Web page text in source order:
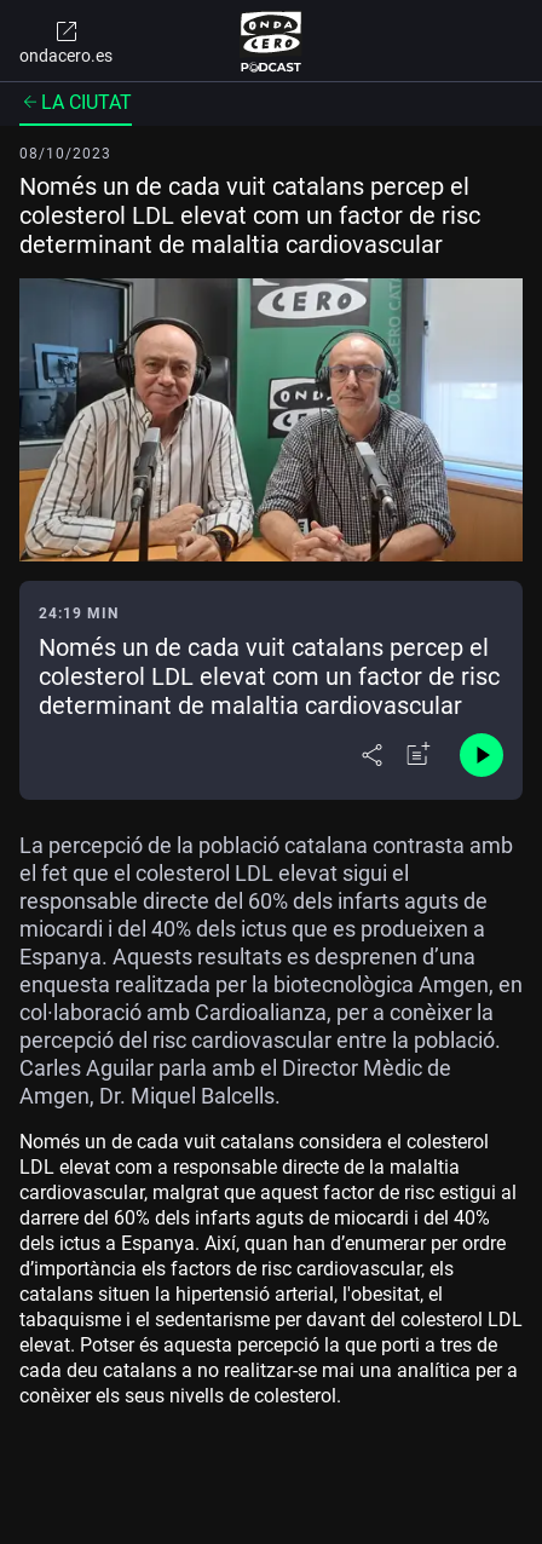
ondacero.es
LA CIUTAT
08/10/2023
Només un de cada vuit catalans percep el
colesterol LDL elevat com un factor de risc
determinant de malaltia cardiovascular
24:19 MIN
Només un de cada vuit catalans percep el
colesterol LDL elevat com un factor de risc
determinant de malaltia cardiovascular
La percepció de la població catalana contrasta amb
el fet que el colesterol LDL elevat sigui el
responsable directe del 60% dels infarts aguts de
miocardi i del 40% dels ictus que es produeixen a
Espanya. Aquests resultats es desprenen d’una
enquesta realitzada per la biotecnològica Amgen, en
col·laboració amb Cardioalianza, per a conèixer la
percepció del risc cardiovascular entre la població.
Carles Aguilar parla amb el Director Mèdic de
Amgen, Dr. Miquel Balcells.
Només un de cada vuit catalans considera el colesterol
LDL elevat com a responsable directe de la malaltia
cardiovascular, malgrat que aquest factor de risc estigui al
darrere del 60% dels infarts aguts de miocardi i del 40%
dels ictus a Espanya. Així, quan han d’enumerar per ordre
d’importància els factors de risc cardiovascular, els
catalans situen la hipertensió arterial, l'obesitat, el
tabaquisme i el sedentarisme per davant del colesterol LDL
elevat. Potser és aquesta percepció la que porti a tres de
cada deu catalans a no realitzar-se mai una analítica per a
conèixer els seus nivells de colesterol.